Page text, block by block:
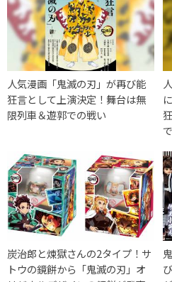
人気漫画「鬼滅の刃」が再び能
狂言として上演決定！舞台は無
限列車＆遊郭での戦い
炭治郎と煉獄さんの2タイプ！サ
トウの鏡餅から「鬼滅の刃」オ